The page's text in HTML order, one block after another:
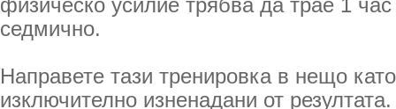
физическо усилие трябва да трае 1
седмично.
Направете тази тренировка в нещо
изключително изненадани от